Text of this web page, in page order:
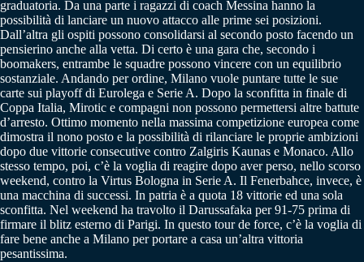
graduatoria. Da una parte i ragazzi di coach Messina hanno la
possibilità di lanciare un nuovo attacco alle prime sei posizioni.
Dall’altra gli ospiti possono consolidarsi al secondo posto facendo un
pensierino anche alla vetta. Di certo è una gara che, secondo i
boomakers, entrambe le squadre possono vincere con un equilibrio
sostanziale. Andando per ordine, Milano vuole puntare tutte le sue
carte sui playoff di Eurolega e Serie A. Dopo la sconfitta in finale di
Coppa Italia, Mirotic e compagni non possono permettersi altre battute
d’arresto. Ottimo momento nella massima competizione europea come
dimostra il nono posto e la possibilità di rilanciare le proprie ambizioni
dopo due vittorie consecutive contro Zalgiris Kaunas e Monaco. Allo
stesso tempo, poi, c’è la voglia di reagire dopo aver perso, nello scorso
weekend, contro la Virtus Bologna in Serie A. Il Fenerbahce, invece, è
una macchina di successi. In patria è a quota 18 vittorie ed una sola
sconfitta. Nel weekend ha travolto il Darussafaka per 91-75 prima di
firmare il blitz esterno di Parigi. In questo tour de force, c’è la voglia di
fare bene anche a Milano per portare a casa un’altra vittoria
pesantissima.